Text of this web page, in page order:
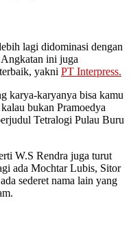
lagi didominasi dengan
ini juga
yakni PT Interpress.
karya-karyanya bisa kamu
bukan Pramoedya
Tetralogi Pulau Buru
W.S Rendra juga turut
ada Mochtar Lubis, Sitor
sederet nama lain yang